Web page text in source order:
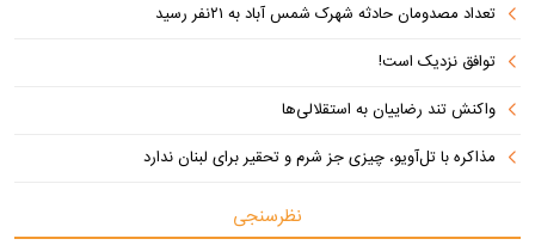
تعداد مصدومان حادثه شهرک شمس آباد به ۲۱نفر رسید
توافق نزدیک است!
واکنش تند رضاییان به استقلالی‌ها
مذاکره با تل‌آویو، چیزی جز شرم و تحقیر برای لبنان ندارد
نظرسنجی